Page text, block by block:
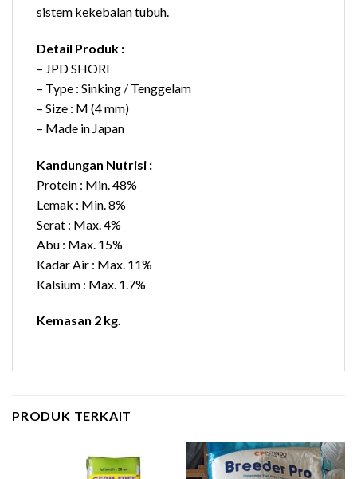
sistem kekebalan tubuh.
Detail Produk :
– JPD SHORI
– Type : Sinking / Tenggelam
– Size : M (4 mm)
– Made in Japan
Kandungan Nutrisi :
Protein : Min. 48%
Lemak : Min. 8%
Serat : Max. 4%
Abu : Max. 15%
Kadar Air : Max. 11%
Kalsium : Max. 1.7%
Kemasan 2 kg.
PRODUK TERKAIT